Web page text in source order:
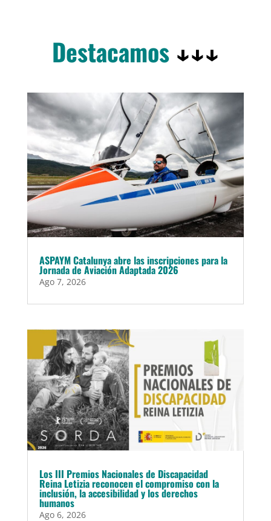
Destacamos ↓↓↓
ASPAYM Catalunya abre las inscripciones para la
Jornada de Aviación Adaptada 2026
Ago 7, 2026
Los III Premios Nacionales de Discapacidad
Reina Letizia reconocen el compromiso con la
inclusión, la accesibilidad y los derechos
humanos
Ago 6, 2026